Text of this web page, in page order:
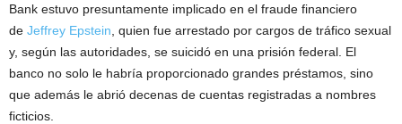
Bank estuvo presuntamente implicado en el fraude financiero
de Jeffrey Epstein , quien fue arrestado por cargos de tráfico sexual
y, según las autoridades, se suicidó en una prisión federal. El
banco no solo le habría proporcionado grandes préstamos, sino
que además le abrió decenas de cuentas registradas a nombres
ficticios.